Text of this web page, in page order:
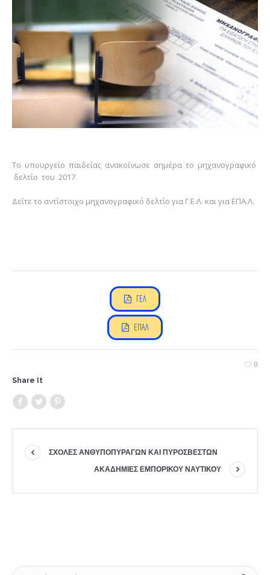
Το υπουργείο παιδείας ανακοίνωσε σημέρα το μηχανογραφικό
δελτίο του 2017
Δείτε το αντίστοιχο μηχανογραφικό δελτίο για Γ.Ε.Λ. και για ΕΠΑ.Λ.
ΓΕΛ
ΕΠΑΛ
0
Share It
ΣΧΟΛΕΣ ΑΝΘΥΠΟΠΥΡΑΓΩΝ ΚΑΙ ΠΥΡΟΣΒΕΣΤΩΝ
ΑΚΑΔΗΜΙΕΣ ΕΜΠΟΡΙΚΟΥ ΝΑΥΤΙΚΟΥ